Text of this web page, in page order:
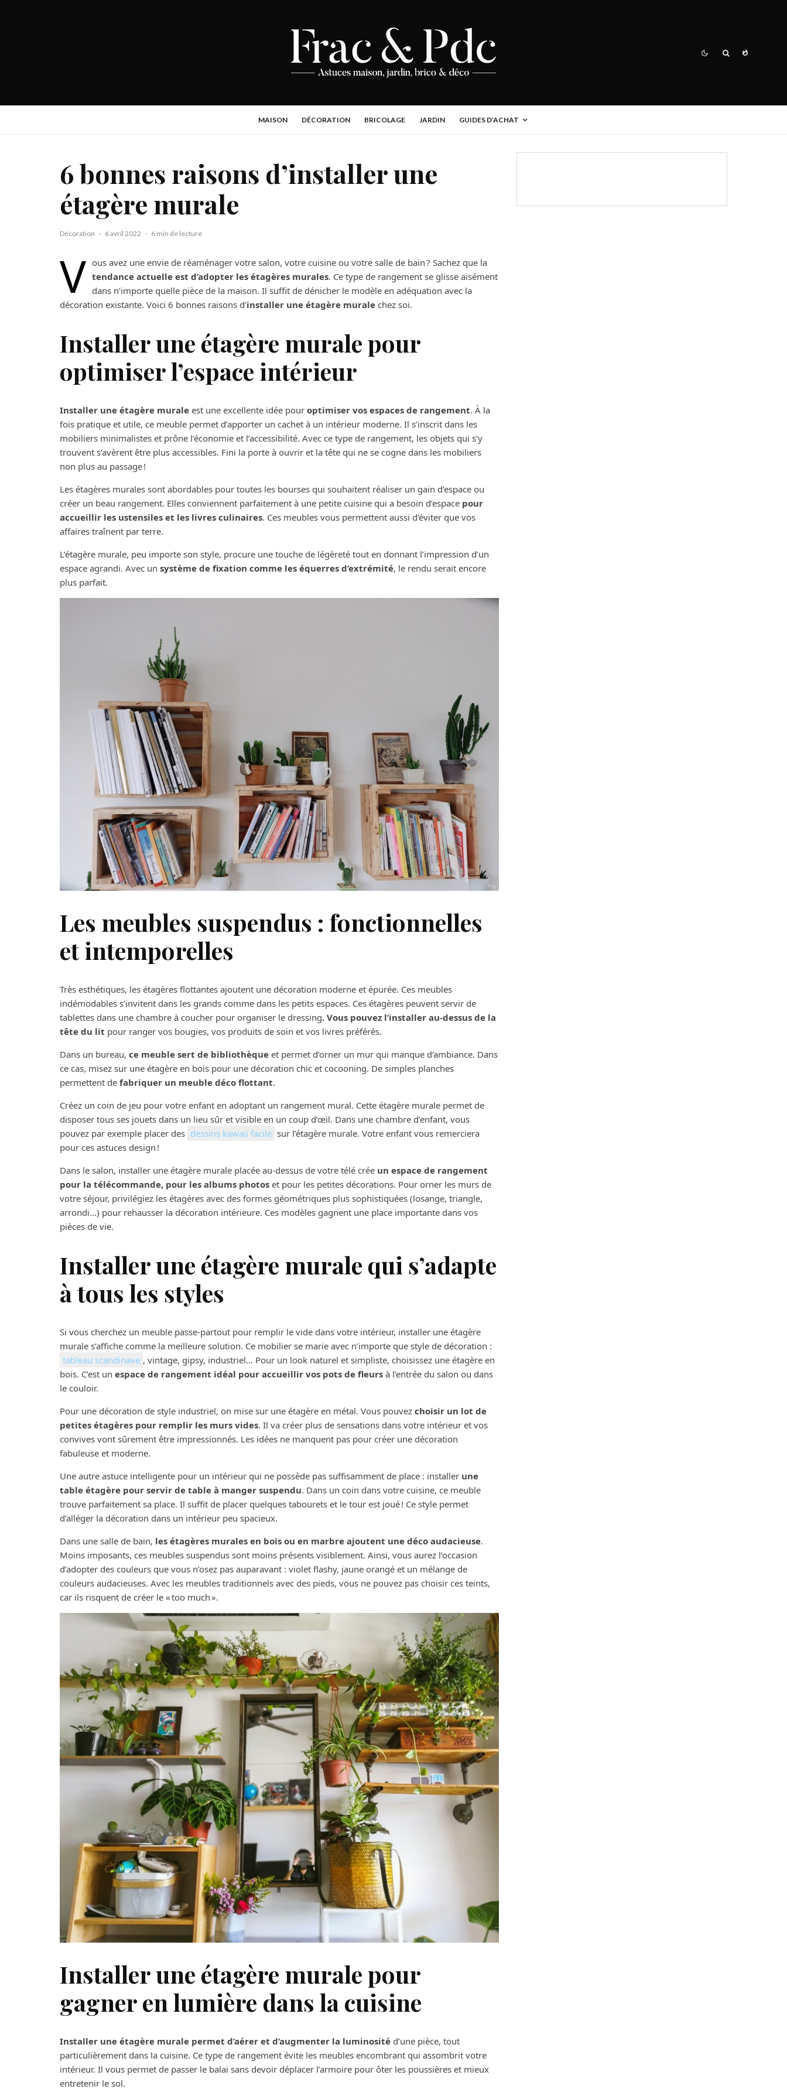
MAISON DÉCORATION BRICOLAGE JARDIN GUIDES D’ACHAT
6 bonnes raisons d’installer une
étagère murale
Décoration · 6 avril 2022 · 6 min de lecture
V ous avez une envie de réaménager votre salon, votre cuisine ou votre salle de bain ? Sachez que la
tendance actuelle est d’adopter les étagères murales. Ce type de rangement se glisse aisément
dans n’importe quelle pièce de la maison. Il suffit de dénicher le modèle en adéquation avec la
décoration existante. Voici 6 bonnes raisons d’installer une étagère murale chez soi.
Installer une étagère murale pour
optimiser l’espace intérieur
Installer une étagère murale est une excellente idée pour optimiser vos espaces de rangement. À la
fois pratique et utile, ce meuble permet d’apporter un cachet à un intérieur moderne. Il s’inscrit dans les
mobiliers minimalistes et prône l’économie et l’accessibilité. Avec ce type de rangement, les objets qui s’y
trouvent s’avèrent être plus accessibles. Fini la porte à ouvrir et la tête qui ne se cogne dans les mobiliers
non plus au passage !
Les étagères murales sont abordables pour toutes les bourses qui souhaitent réaliser un gain d’espace ou
créer un beau rangement. Elles conviennent parfaitement à une petite cuisine qui a besoin d’espace pour
accueillir les ustensiles et les livres culinaires. Ces meubles vous permettent aussi d’éviter que vos
affaires traînent par terre.
L’étagère murale, peu importe son style, procure une touche de légèreté tout en donnant l’impression d’un
espace agrandi. Avec un système de fixation comme les équerres d’extrémité, le rendu serait encore
plus parfait.
Les meubles suspendus : fonctionnelles
et intemporelles
Très esthétiques, les étagères flottantes ajoutent une décoration moderne et épurée. Ces meubles
indémodables s’invitent dans les grands comme dans les petits espaces. Ces étagères peuvent servir de
tablettes dans une chambre à coucher pour organiser le dressing. Vous pouvez l’installer au-dessus de la
tête du lit pour ranger vos bougies, vos produits de soin et vos livres préférés.
Dans un bureau, ce meuble sert de bibliothèque et permet d’orner un mur qui manque d’ambiance. Dans
ce cas, misez sur une étagère en bois pour une décoration chic et cocooning. De simples planches
permettent de fabriquer un meuble déco flottant.
Créez un coin de jeu pour votre enfant en adoptant un rangement mural. Cette étagère murale permet de
disposer tous ses jouets dans un lieu sûr et visible en un coup d’œil. Dans une chambre d’enfant, vous
pouvez par exemple placer des dessins kawaii facile sur l’étagère murale. Votre enfant vous remerciera
pour ces astuces design !
Dans le salon, installer une étagère murale placée au-dessus de votre télé crée un espace de rangement
pour la télécommande, pour les albums photos et pour les petites décorations. Pour orner les murs de
votre séjour, privilégiez les étagères avec des formes géométriques plus sophistiquées (losange, triangle,
arrondi…) pour rehausser la décoration intérieure. Ces modèles gagnent une place importante dans vos
pièces de vie.
Installer une étagère murale qui s’adapte
à tous les styles
Si vous cherchez un meuble passe-partout pour remplir le vide dans votre intérieur, installer une étagère
murale s’affiche comme la meilleure solution. Ce mobilier se marie avec n’importe que style de décoration :
tableau scandinave , vintage, gipsy, industriel… Pour un look naturel et simpliste, choisissez une étagère en
bois. C’est un espace de rangement idéal pour accueillir vos pots de fleurs à l’entrée du salon ou dans
le couloir.
Pour une décoration de style industriel, on mise sur une étagère en métal. Vous pouvez choisir un lot de
petites étagères pour remplir les murs vides. Il va créer plus de sensations dans votre intérieur et vos
convives vont sûrement être impressionnés. Les idées ne manquent pas pour créer une décoration
fabuleuse et moderne.
Une autre astuce intelligente pour un intérieur qui ne possède pas suffisamment de place : installer une
table étagère pour servir de table à manger suspendu. Dans un coin dans votre cuisine, ce meuble
trouve parfaitement sa place. Il suffit de placer quelques tabourets et le tour est joué ! Ce style permet
d’alléger la décoration dans un intérieur peu spacieux.
Dans une salle de bain, les étagères murales en bois ou en marbre ajoutent une déco audacieuse.
Moins imposants, ces meubles suspendus sont moins présents visiblement. Ainsi, vous aurez l’occasion
d’adopter des couleurs que vous n’osez pas auparavant : violet flashy, jaune orangé et un mélange de
couleurs audacieuses. Avec les meubles traditionnels avec des pieds, vous ne pouvez pas choisir ces teints,
car ils risquent de créer le « too much ».
Installer une étagère murale pour
gagner en lumière dans la cuisine
Installer une étagère murale permet d’aérer et d’augmenter la luminosité d’une pièce, tout
particulièrement dans la cuisine. Ce type de rangement évite les meubles encombrant qui assombrit votre
intérieur. Il vous permet de passer le balai sans devoir déplacer l’armoire pour ôter les poussières et mieux
entretenir le sol.